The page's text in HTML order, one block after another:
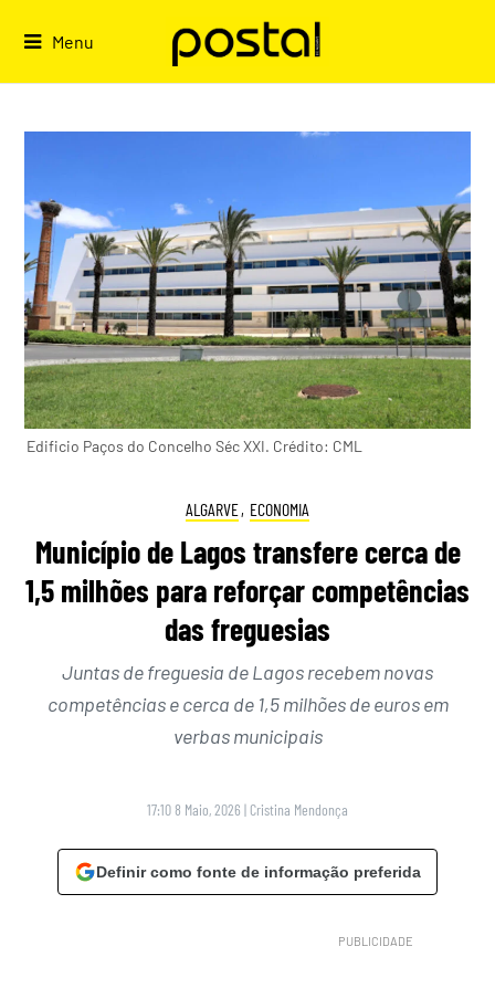
Menu
Edificio Paços do Concelho Séc XXI. Crédito: CML
ALGARVE, ECONOMIA
Município de Lagos transfere cerca de
1,5 milhões para reforçar competências
das freguesias
Juntas de freguesia de Lagos recebem novas
competências e cerca de 1,5 milhões de euros em
verbas municipais
17:10 8 Maio, 2026 | Cristina Mendonça
Definir como fonte de informação preferida